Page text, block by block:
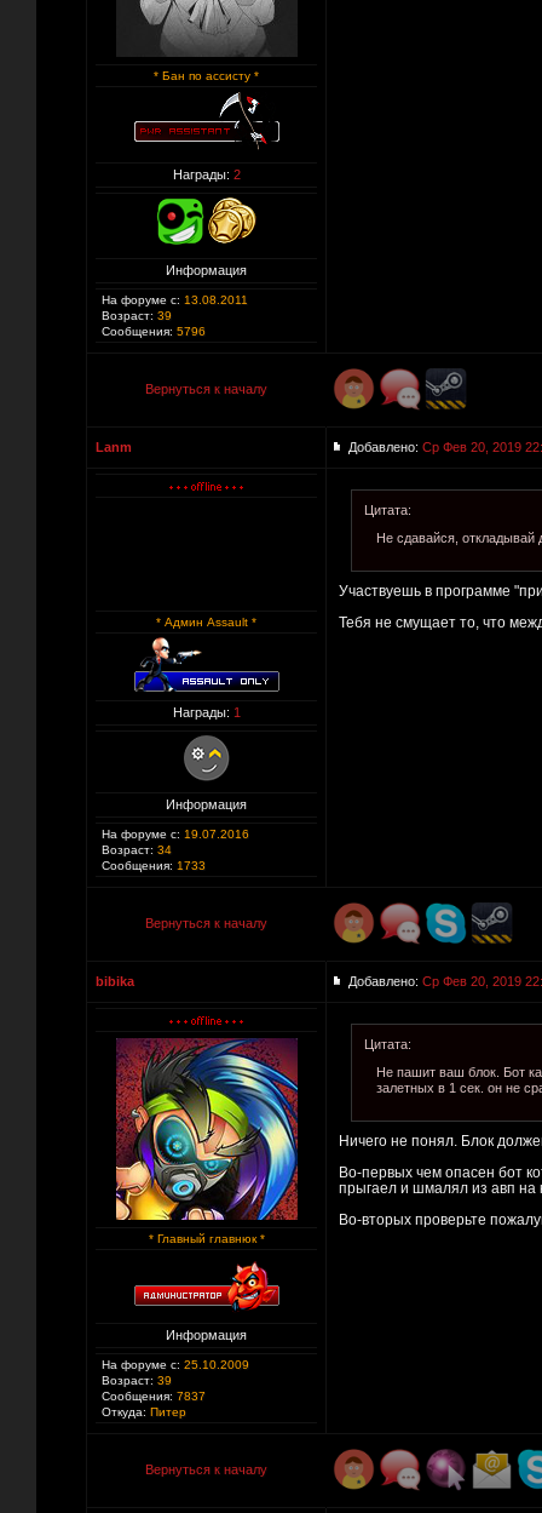
* Бан по ассисту *
Награды: 2
Информация
На форуме с: 13.08.2011
Возраст: 39
Сообщения: 5796
Вернуться к началу
Lanm Добавлено: Ср Фев 20, 2019
* Админ Assault *
Награды: 1
Информация
На форуме с: 19.07.2016
Возраст: 34
Сообщения: 1733
Цитата:
Не сдавайся, откладывай
Участвуешь в программе
Тебя не смущает то, что
Вернуться к началу
bibika Добавлено: Ср Фев 20, 2019
* Главный главнюк *
Информация
На форуме с: 25.10.2009
Возраст: 39
Сообщения: 7837
Откуда: Питер
Цитата:
Не пашит ваш блок. Бот
залетных в 1 сек. он не
Ничего не понял. Блок
Во-первых чем опасен бот
прыгаел и шмалял из авп на
Во-вторых проверьте
Вернуться к началу